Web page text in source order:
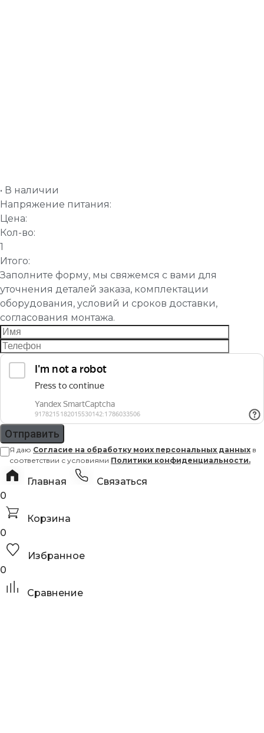
• В наличии
Напряжение питания:
Цена:
Кол-во:
1
Итого:
Заполните форму, мы свяжемся с вами для
уточнения деталей заказа, комплектации
оборудования, условий и сроков доставки,
согласования монтажа.
Я даю Согласие на обработку моих персональных данных в
соответствии с условиями Политики конфиденциальности.
Главная
Связаться
0
Корзина
0
Избранное
0
Сравнение